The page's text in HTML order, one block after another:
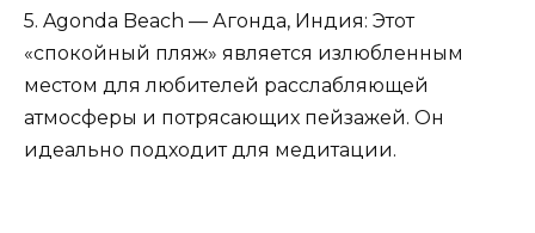
5. Agonda Beach — Агонда, Индия: Этот
«спокойный пляж» является излюбленным
местом для любителей расслабляющей
атмосферы и потрясающих пейзажей. Он
идеально подходит для медитации.